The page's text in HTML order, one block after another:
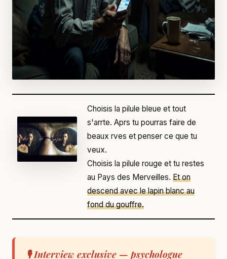
Choisis la pilule bleue et tout
s'arrte. Aprs tu pourras faire de
beaux rves et penser ce que tu
veux.
Choisis la pilule rouge et tu restes
au Pays des Merveilles. Et on
descend avec le lapin blanc au
fond du gouffre.
🎙️ Interview exclusive — psychologue